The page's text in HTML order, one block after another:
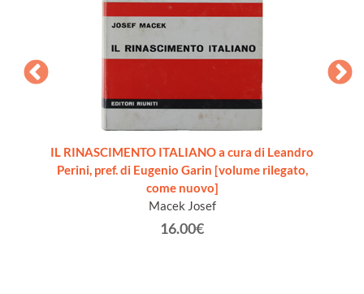
IL RINASCIMENTO ITALIANO a cura di Leandro
Perini, pref. di Eugenio Garin [volume rilegato,
come nuovo]
Macek Josef
16.00€